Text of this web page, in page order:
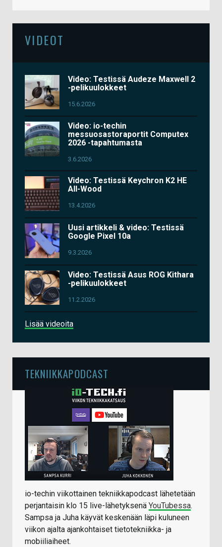
VIDEOT
Video: Testissä Audeze Maxwell 2
-pelikuulokkeet
15.6.2026
Video: io-techin
messuosastoraportit Computex
2026 -tapahtumasta
3.6.2026
Video: Testissä Keychron K2 HE
All-Wood
13.4.2026
Uusi artikkeli & video: Testissä
Google Pixel 10a
9.3.2026
Video: Testissä Asus ROG Kithara
-pelikuulokkeet
11.2.2026
Lisää videoita
TEKNIIKKAPODCAST
io-techin viikottainen tekniikkapodcast lähetetään
perjantaisin klo 15 live-lähetyksenä YouTubessa.
Sampsa ja Juha käyvät keskenään läpi kuluneen
viikon ajalta ajankohtaiset tietotekniikka- ja
mobiiliaiheet.